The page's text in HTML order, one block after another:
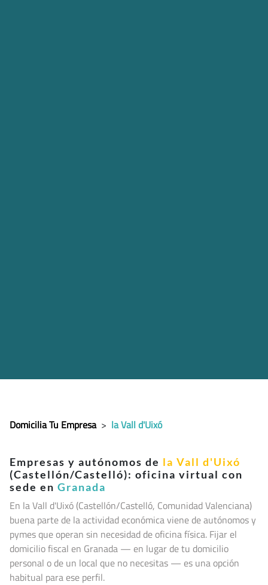
Domicilia Tu Empresa > la Vall d'Uixó
Empresas y autónomos de la Vall d'Uixó
(Castellón/Castelló): oficina virtual con
sede en Granada
En la Vall d'Uixó (Castellón/Castelló, Comunidad Valenciana)
buena parte de la actividad económica viene de autónomos y
pymes que operan sin necesidad de oficina física. Fijar el
domicilio fiscal en Granada — en lugar de tu domicilio
personal o de un local que no necesitas — es una opción
habitual para ese perfil.